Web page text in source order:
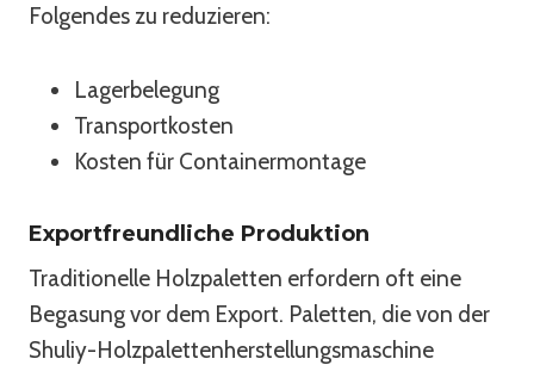
Folgendes zu reduzieren:
Lagerbelegung
Transportkosten
Kosten für Containermontage
Exportfreundliche Produktion
Traditionelle Holzpaletten erfordern oft eine
Begasung vor dem Export. Paletten, die von der
Shuliy-Holzpalettenherstellungsmaschine